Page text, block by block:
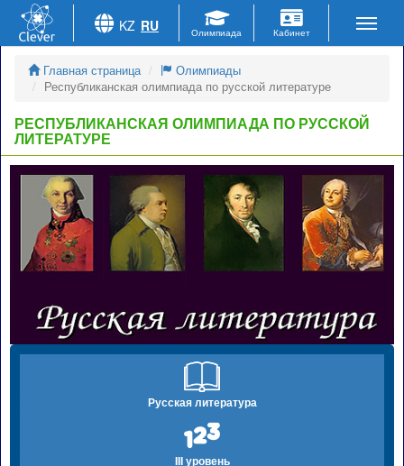
Главная страница
Олимпиады
Республиканская олимпиада по русской литературе
РЕСПУБЛИКАНСКАЯ ОЛИМПИАДА ПО РУССКОЙ
ЛИТЕРАТУРЕ
Русская литература
III уровень
KZ RU